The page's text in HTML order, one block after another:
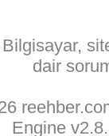
dair
Engine